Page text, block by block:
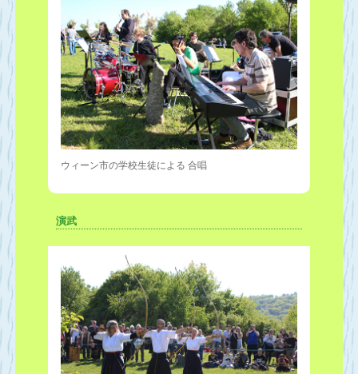
ウィーン市の学校生徒による 合唱
演武